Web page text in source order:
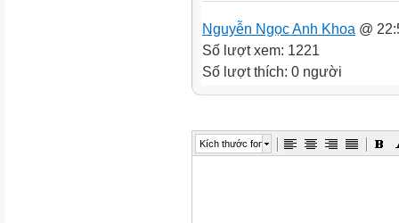
Nguyễn Ngọc Anh Khoa @
Số lượt xem: 1221
Số lượt thích: 0 người
Kích thước font